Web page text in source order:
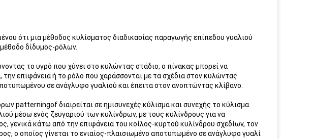
ότι μια μέθοδος κυλίσματος διαδικασίας παραγωγής επίπεδου γυαλιού
δίδυμος-ρόλων.
το υγρό που χύνει στο κυλώντας στάδιο, ο πίνακας μπορεί να
επιφάνεια ή το ρόλο που χαράσσονται με τα σχέδια στον κυλώντας
σε ανάγλυφο γυαλιού και έπειτα στον ανοπτώντας κλίβανο.
patterningof διαιρείται σε ημισυνεχές κύλισμα και συνεχής το κύλισμα
μέσω ενός ζευγαριού των κυλίνδρων, με τους κυλίνδρους για να
γενικά κάτω από την επιφάνεια του κοίλος-κυρτού κυλίνδρου σχεδίων, τον
ο οποίος γίνεται το ενιαίος-πλαισιωμένο αποτυπωμένο σε ανάγλυφο γυαλί